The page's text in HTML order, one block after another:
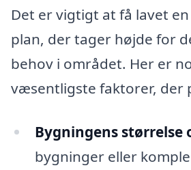
Det er vigtigt at få lavet
plan, der tager højde for
behov i området. Her er
væsentligste faktorer, der
Bygningens størrelse
bygninger eller